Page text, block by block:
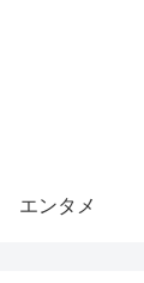
エンタメ